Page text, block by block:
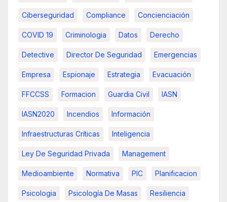
Ciberseguridad Compliance Concienciación
COVID 19 Criminologia Datos Derecho
Detective Director De Seguridad Emergencias
Empresa Espionaje Estrategia Evacuación
FFCCSS Formacion Guardia Civil IASN
IASN2020 Incendios Información
Infraestructuras Críticas Inteligencia
Ley De Seguridad Privada Management
Medioambiente Normativa PIC Planificacion
Psicologia Psicología De Masas Resiliencia